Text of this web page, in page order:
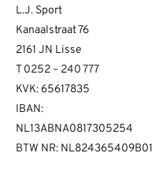
L.J. Sport
Kanaalstraat 76
2161 JN Lisse
T0252 – 240 777
KVK: 65617835
IBAN:
NL13ABNA0817305254
BTW NR: NL824365409B01